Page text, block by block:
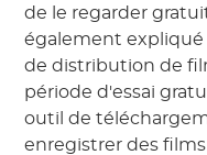
de le regarder
également
de distribution de
période d'essai
outil de
enregistrer des